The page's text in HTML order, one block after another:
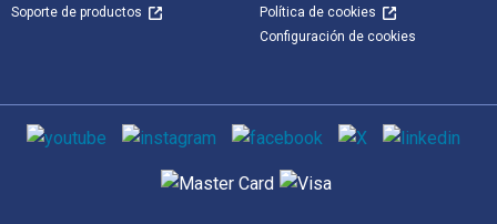
Soporte de productos
Política de cookies
Configuración de cookies
Medios de comunicación social
Métodos de pago admitidos